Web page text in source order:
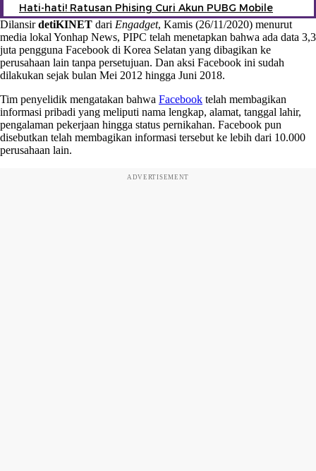
Hati-hati! Ratusan Phising Curi Akun PUBG Mobile
DilansirdetiKINET dari Engadget, Kamis (26/11/2020) menurut
media lokal Yonhap News, PIPC telah menetapkan bahwa ada data 3,3
juta pengguna Facebook di Korea Selatan yang dibagikan ke
perusahaan lain tanpa persetujuan. Dan aksi Facebook ini sudah
dilakukan sejak bulan Mei 2012 hingga Juni 2018.
Tim penyelidik mengatakan bahwa Facebook telah membagikan
informasi pribadi yang meliputi nama lengkap, alamat, tanggal lahir,
pengalaman pekerjaan hingga status pernikahan. Facebook pun
disebutkan telah membagikan informasi tersebut ke lebih dari 10.000
perusahaan lain.
ADVERTISEMENT